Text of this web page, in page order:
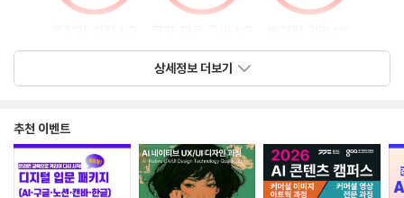
상세정보 더보기
추천 이벤트